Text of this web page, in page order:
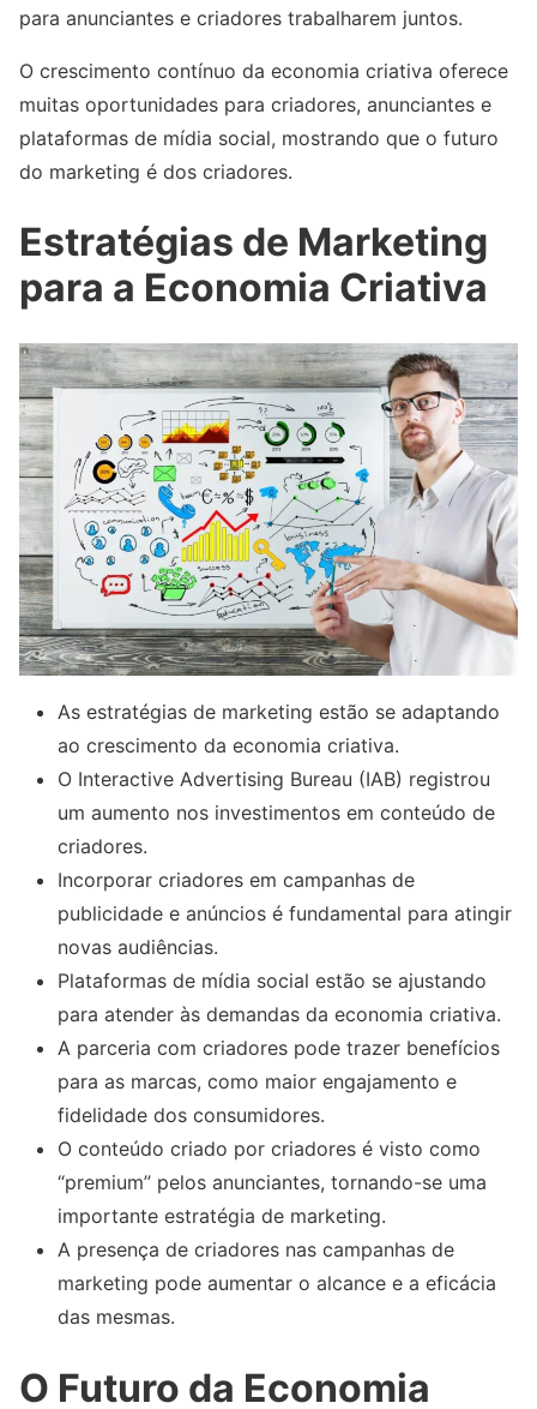
para anunciantes e criadores trabalharem juntos.
O crescimento contínuo da economia criativa oferece
muitas oportunidades para criadores, anunciantes e
plataformas de mídia social, mostrando que o futuro
do marketing é dos criadores.
Estratégias de Marketing
para a Economia Criativa
As estratégias de marketing estão se adaptando
ao crescimento da economia criativa.
O Interactive Advertising Bureau (IAB) registrou
um aumento nos investimentos em conteúdo de
criadores.
Incorporar criadores em campanhas de
publicidade e anúncios é fundamental para atingir
novas audiências.
Plataformas de mídia social estão se ajustando
para atender às demandas da economia criativa.
A parceria com criadores pode trazer benefícios
para as marcas, como maior engajamento e
fidelidade dos consumidores.
O conteúdo criado por criadores é visto como
“premium” pelos anunciantes, tornando-se uma
importante estratégia de marketing.
A presença de criadores nas campanhas de
marketing pode aumentar o alcance e a eficácia
das mesmas.
O Futuro da Economia